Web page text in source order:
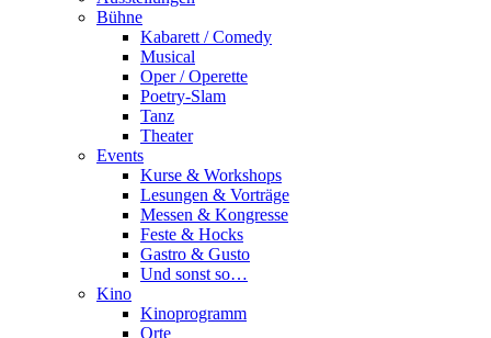
Bühne
Kabarett / Comedy
Musical
Oper / Operette
Poetry-Slam
Tanz
Theater
Events
Kurse & Workshops
Lesungen & Vorträge
Messen & Kongresse
Feste & Hocks
Gastro & Gusto
Und sonst so…
Kino
Kinoprogramm
Orte